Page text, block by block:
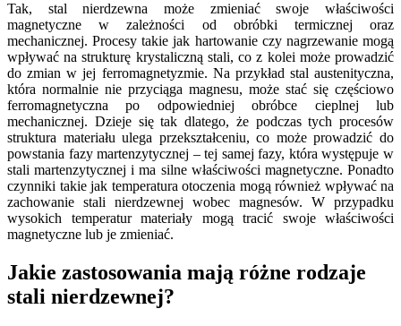
Tak, stal nierdzewna może zmieniać swoje właściwości
magnetyczne w zależności od obróbki termicznej oraz
mechanicznej. Procesy takie jak hartowanie czy nagrzewanie mogą
wpływać na strukturę krystaliczną stali, co z kolei może prowadzić
do zmian w jej ferromagnetyzmie. Na przykład stal austenityczna,
która normalnie nie przyciąga magnesu, może stać się częściowo
ferromagnetyczna po odpowiedniej obróbce cieplnej lub
mechanicznej. Dzieje się tak dlatego, że podczas tych procesów
struktura materiału ulega przekształceniu, co może prowadzić do
powstania fazy martenzytycznej – tej samej fazy, która występuje w
stali martenzytycznej i ma silne właściwości magnetyczne. Ponadto
czynniki takie jak temperatura otoczenia mogą również wpływać na
zachowanie stali nierdzewnej wobec magnesów. W przypadku
wysokich temperatur materiały mogą tracić swoje właściwości
magnetyczne lub je zmieniać.
Jakie zastosowania mają różne rodzaje
stali nierdzewnej?